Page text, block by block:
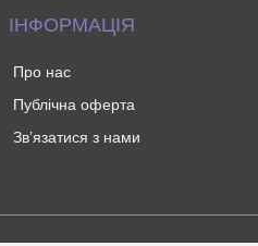
ІНФОРМАЦІЯ
Про нас
Публічна оферта
Зв’язатися з нами